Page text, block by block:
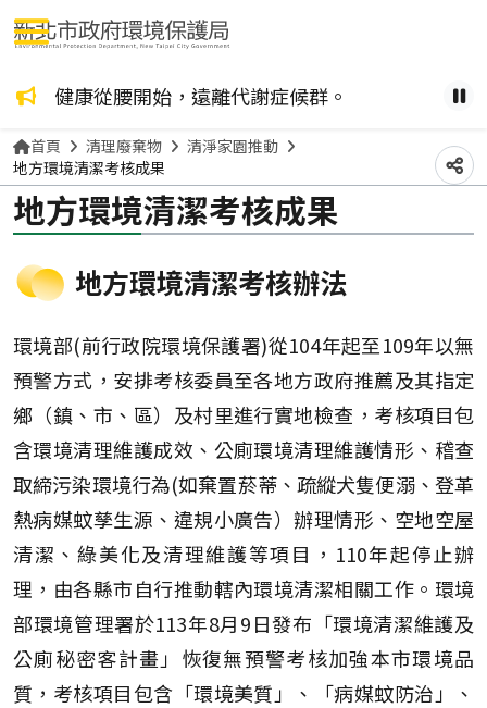
不得銷售或供應檳榔給未滿18歲的兒少或孕婦。 健康從腰開始，遠離代謝症候群。 因暫
選單按鈕
首頁 清理廢棄物
清淨家園推動
地方環境清潔考核成果
分
地方環境清潔考核成果
地方環境清潔考核辦法
環境部(前行政院環境保護署)從104年起至109年以無
預警方式，安排考核委員至各地方政府推薦及其指定
鄉（鎮、市、區）及村里進行實地檢查，考核項目包
含環境清理維護成效、公廁環境清理維護情形、稽查
取締污染環境行為(如棄置菸蒂、疏縱犬隻便溺、登革
熱病媒蚊孳生源、違規小廣告）辦理情形、空地空屋
清潔、綠美化及清理維護等項目，110年起停止辦
理，由各縣市自行推動轄內環境清潔相關工作。環境
部環境管理署於113年8月9日發布「環境清潔維護及
公廁秘密客計畫」恢復無預警考核加強本市環境品
質，考核項目包含「環境美質」、「病媒蚊防治」、